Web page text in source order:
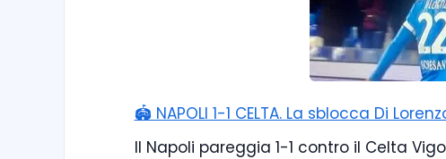
🏟️ NAPOLI 1-1 CELTA. La sblocca Di
Il Napoli pareggia 1-1 contro il Celta